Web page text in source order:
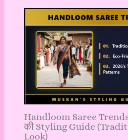
Handloom Saree
की Styling Guide
Look)